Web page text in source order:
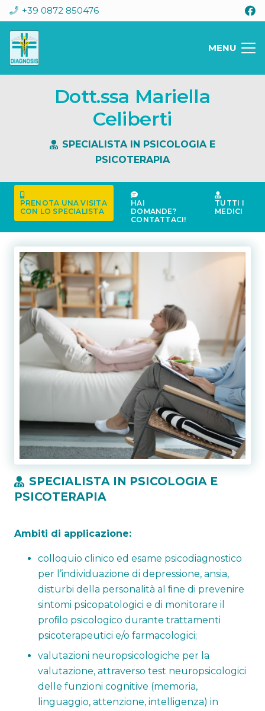
+39 0872 850476
MENU
Dott.ssa Mariella
Celiberti
SPECIALISTA IN PSICOLOGIA E
PSICOTERAPIA
PRENOTA UNA VISITA
CON LO SPECIALISTA
HAI
DOMANDE?
CONTATTACI!
TUTTI I
MEDICI
SPECIALISTA IN PSICOLOGIA E
PSICOTERAPIA
Ambiti di applicazione:
colloquio clinico ed esame psicodiagnostico
per l’individuazione di depressione, ansia,
disturbi della personalità al ﬁne di prevenire
sintomi psicopatologici e di monitorare il
proﬁlo psicologico durante trattamenti
psicoterapeutici e/o farmacologici;
valutazioni neuropsicologiche per la
valutazione, attraverso test neuropsicologici
delle funzioni cognitive (memoria,
linguaggio, attenzione, intelligenza) in